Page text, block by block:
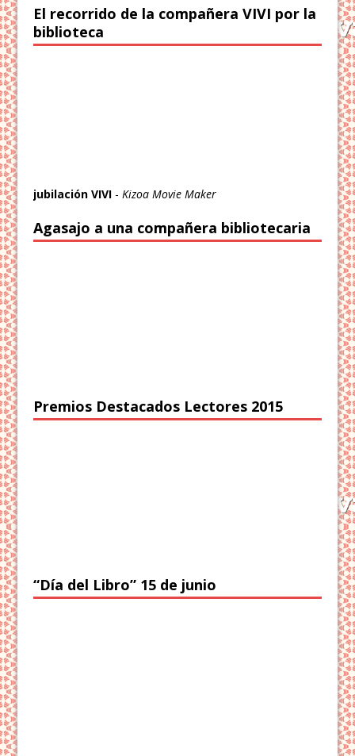
El recorrido de la compañera VIVI por la
biblioteca
jubilación VIVI -Kizoa Movie Maker
Agasajo a una compañera bibliotecaria
Premios Destacados Lectores 2015
“Día del Libro” 15 de junio